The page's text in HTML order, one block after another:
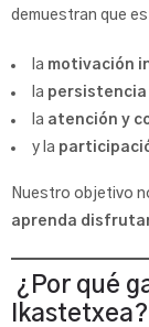
demuestran que
la motivación
la
la atención y
y la
Nuestro objetivo
aprenda
¿Por qué
Ikastetxea?